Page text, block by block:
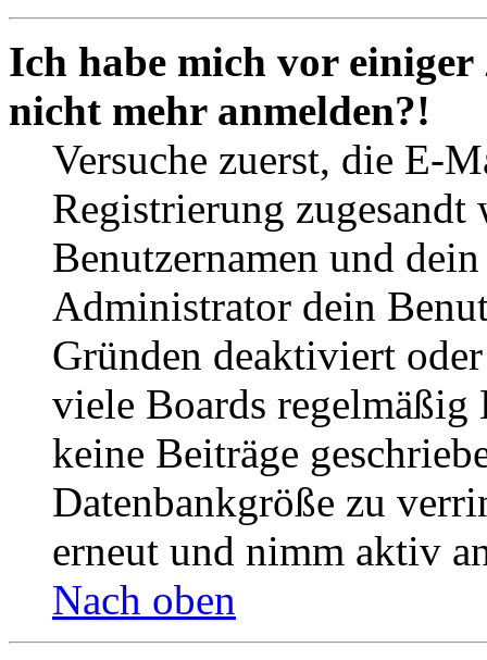
Ich habe mich vor
nicht mehr anmelden?!
Versuche zuerst, die E-
Registrierung
Benutzernamen und
Administrator dein
Gründen deaktiviert
viele Boards
keine Beiträge
Datenbankgröße zu
erneut und nimm aktiv
Nach oben